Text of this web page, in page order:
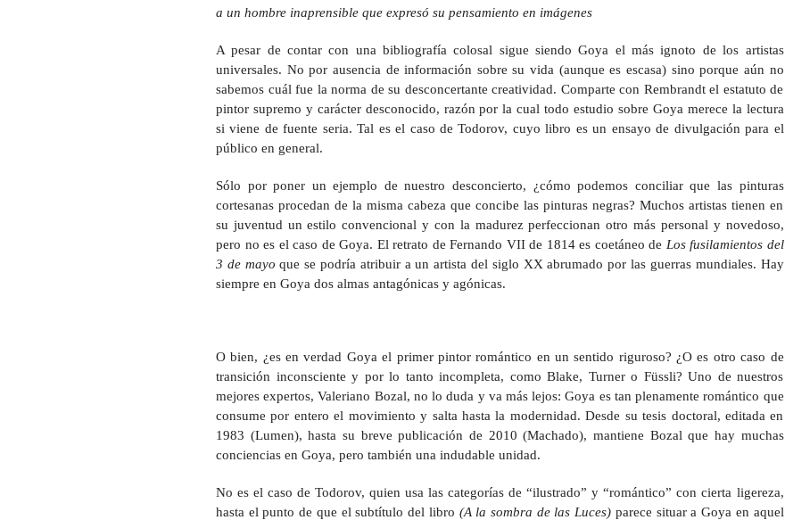
a un hombre inaprensible que expresó su pensamiento en imágenes
A pesar de contar con una bibliografía colosal sigue siendo Goya el más ignoto de los artistas
universales. No por ausencia de información sobre su vida (aunque es escasa) sino porque aún no
sabemos cuál fue la norma de su desconcertante creatividad. Comparte con Rembrandt el estatuto de
pintor supremo y carácter desconocido, razón por la cual todo estudio sobre Goya merece la lectura
si viene de fuente seria. Tal es el caso de Todorov, cuyo libro es un ensayo de divulgación para el
público en general.
Sólo por poner un ejemplo de nuestro desconcierto, ¿cómo podemos conciliar que las pinturas
cortesanas procedan de la misma cabeza que concibe las pinturas negras? Muchos artistas tienen en
su juventud un estilo convencional y con la madurez perfeccionan otro más personal y novedoso,
pero no es el caso de Goya. El retrato de Fernando VII de 1814 es coetáneo de Los fusilamientos del
3 de mayo que se podría atribuir a un artista del siglo XX abrumado por las guerras mundiales. Hay
siempre en Goya dos almas antagónicas y agónicas.
O bien, ¿es en verdad Goya el primer pintor romántico en un sentido riguroso? ¿O es otro caso de
transición inconsciente y por lo tanto incompleta, como Blake, Turner o Füssli? Uno de nuestros
mejores expertos, Valeriano Bozal, no lo duda y va más lejos: Goya es tan plenamente romántico que
consume por entero el movimiento y salta hasta la modernidad. Desde su tesis doctoral, editada en
1983 (Lumen), hasta su breve publicación de 2010 (Machado), mantiene Bozal que hay muchas
conciencias en Goya, pero también una indudable unidad.
No es el caso de Todorov, quien usa las categorías de “ilustrado” y “romántico” con cierta ligereza,
hasta el punto de que el subtítulo del libro (A la sombra de las Luces) parece situar a Goya en aquel